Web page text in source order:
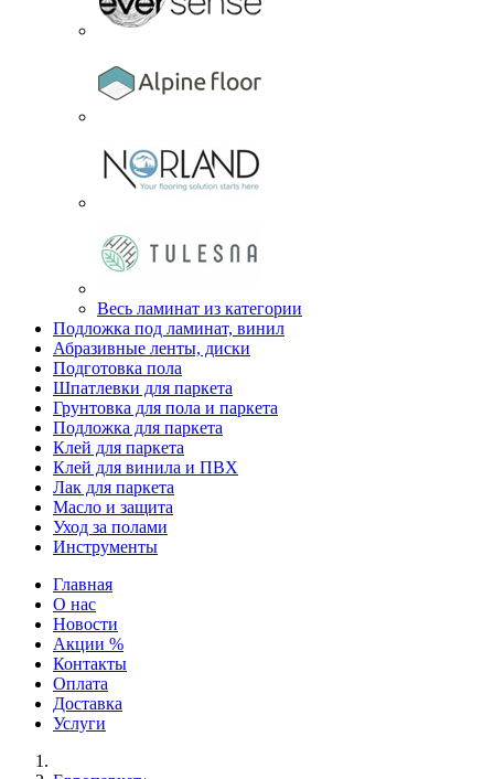
Весь ламинат из категории
Подложка под ламинат, винил
Абразивные ленты, диски
Подготовка пола
Шпатлевки для паркета
Грунтовка для пола и паркета
Подложка для паркета
Клей для паркета
Клей для винила и ПВХ
Лак для паркета
Масло и защита
Уход за полами
Инструменты
Главная
О нас
Новости
Акции %
Контакты
Оплата
Доставка
Услуги